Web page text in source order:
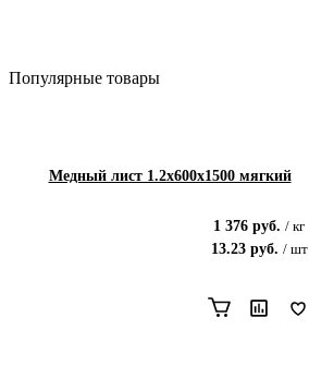
Популярные товары
Медный лист 1.2x600x1500 мягкий
1 376 руб. / кг
13.23руб. / шт